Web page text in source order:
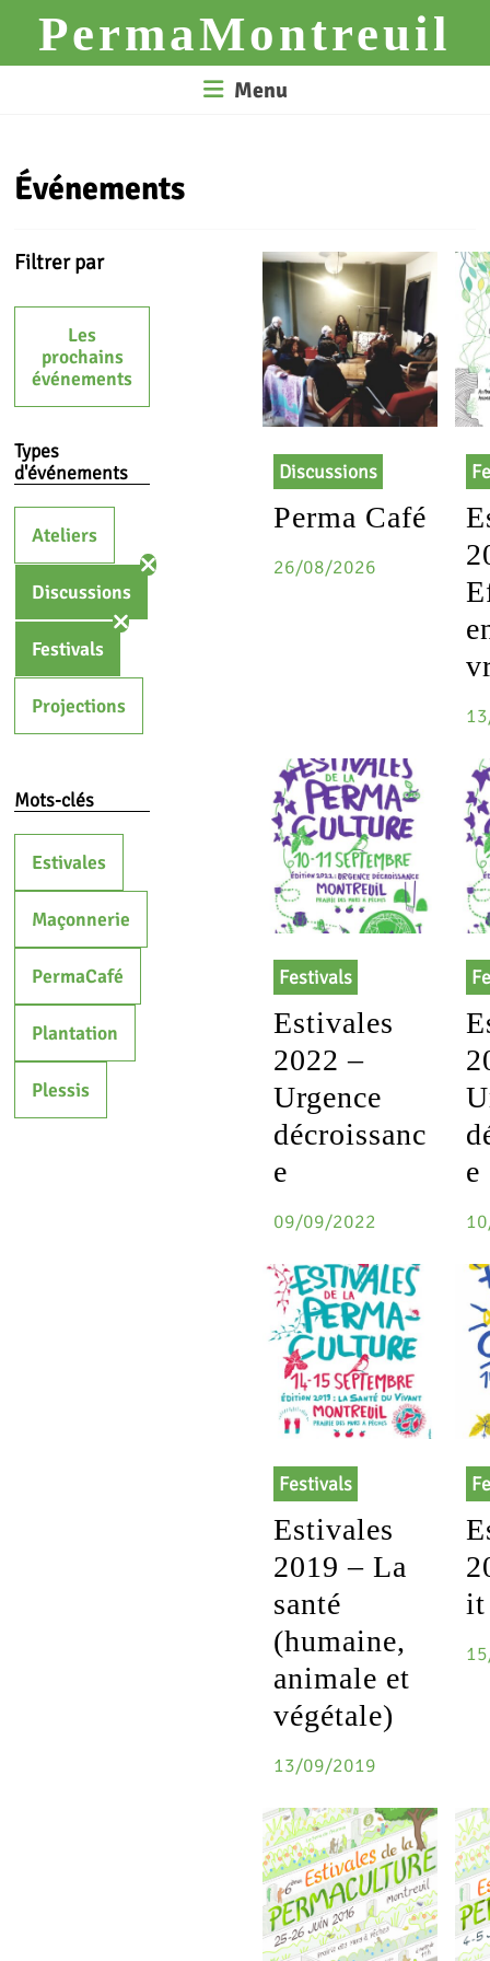
contentPermaMontreuil
Menu
Événements
Filtrer par
Les
prochains
événements
Types
d'événements
Ateliers
Discussions
Festivals
Projections
Mots-clés
Estivales
Maçonnerie
PermaCafé
Plantation
Plessis
Discussions
Perma Café
26/08/2026
Festivals
Estivales
2022 –
Urgence
décroissanc
e
09/09/2022
e
Festivals
Estivales
2019 – La
santé
(humaine,
animale et
végétale)
13/09/2019
it